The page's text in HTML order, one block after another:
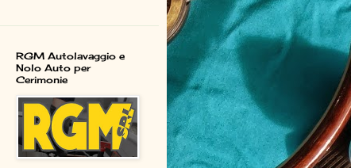
RGM Autolavaggio e
Nolo Auto per
Cerimonie